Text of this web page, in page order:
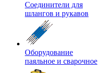
Соединители для
шлангов и рукавов
Оборудование
паяльное и сварочное